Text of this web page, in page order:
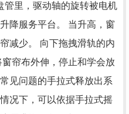
里，驱动轴的旋转被电机
降服务平台。 当升高，窗
减少。 向下拖拽滑轨的内
帘布外伸，停止和学会放
见问题的手拉式释放出系
况下，可以依据手拉式摇